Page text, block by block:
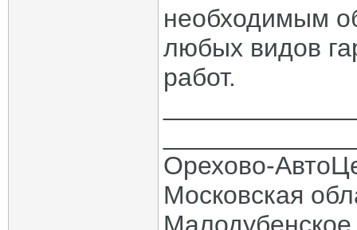
необходимым
любых видов
работ.
Орехово-
Московская